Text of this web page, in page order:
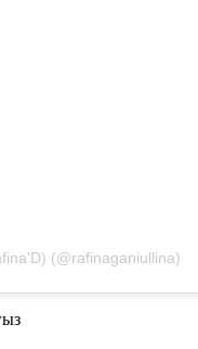
(@rafinaganiullina)